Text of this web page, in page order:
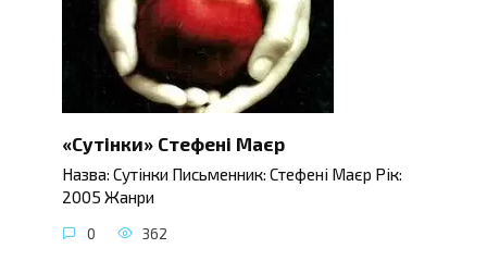
«Сутінки» Стефені Маєр
Назва: Сутінки Письменник: Стефені Маєр Рік:
2005 Жанри
0 362